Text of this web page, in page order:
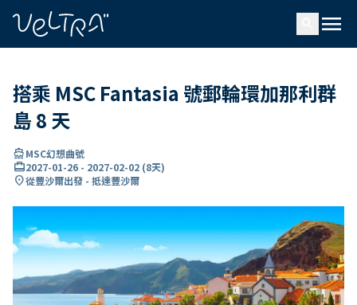
menu
搭乘 MSC Fantasia 號郵輪環加那利群
島 8 天
directions_boatMSC幻想曲號
card_travel2027-01-26 - 2027-02-02 (8天)
location_on從豐沙爾出發 - 抵達豐沙爾